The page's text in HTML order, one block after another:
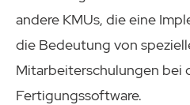
andere KMUs, die eine
die Bedeutung von
Mitarbeiterschulungen bei
Fertigungssoftware.